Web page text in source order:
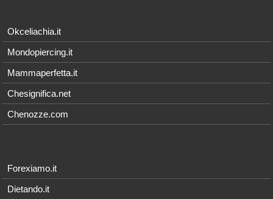
Okceliachia.it
Mondopiercing.it
Mammaperfetta.it
Chesignifica.net
Chenozze.com
Forexiamo.it
Dietando.it